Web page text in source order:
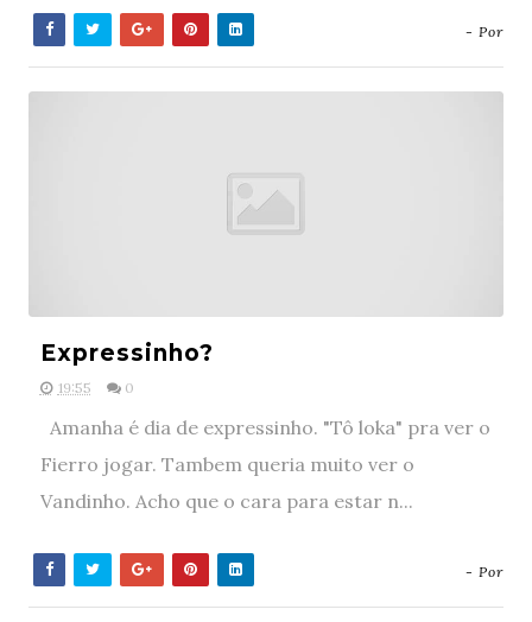
- Por
Expressinho?
19:55 0
Amanha é dia de expressinho. "Tô loka" pra ver o
Fierro jogar. Tambem queria muito ver o
Vandinho. Acho que o cara para estar n...
- Por